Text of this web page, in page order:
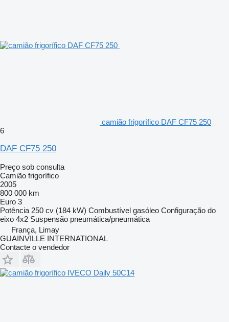
camião frigorífico DAF CF75 250
6
DAF CF75 250
Preço sob consulta
Camião frigorífico
2005
800 000 km
Euro 3
Potência 250 cv (184 kW) Combustível gasóleo Configuração do
eixo 4x2 Suspensão pneumática/pneumática
França, Limay
GUAINVILLE INTERNATIONAL
Contacte o vendedor